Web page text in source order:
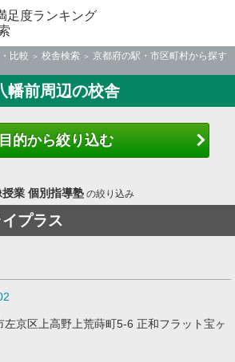
足度ランキング
比較 校舎検索
京都府の駅・市区町村から探す
幡前周辺の校舎
目的から絞り込む
業 個別指導塾の絞り込み
プラス
左京区上高野上荒蒔町5-6 正和フラット宝ヶ